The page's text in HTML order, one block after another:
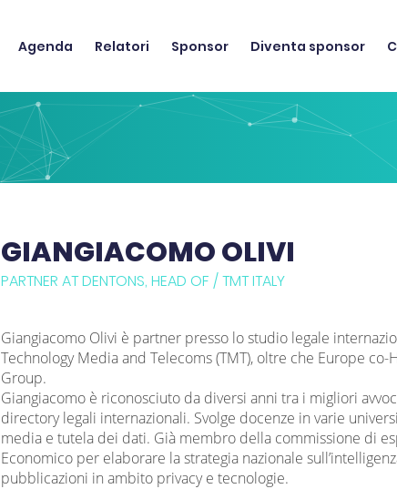
Agenda Relatori Sponsor Diventa sponsor
GIANGIACOMO OLIVI
PARTNER AT DENTONS, HEAD OF / TMT ITALY
Giangiacomo Olivi è partner presso lo studio legale
Technology Media and Telecoms (TMT), oltre che Europe
Group.
Giangiacomo è riconosciuto da diversi anni tra i migliori
directory legali internazionali. Svolge docenze in varie
media e tutela dei dati. Già membro della commissione di
Economico per elaborare la strategia nazionale
pubblicazioni in ambito privacy e tecnologie.